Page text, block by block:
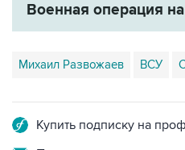
Военная операция
Михаил Развожаев ВСУ
Купить подписку на